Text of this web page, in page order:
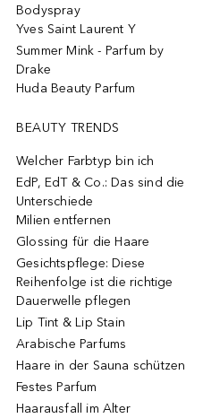
Bodyspray
Yves Saint Laurent Y
Summer Mink - Parfum by
Drake
Huda Beauty Parfum
BEAUTY TRENDS
Welcher Farbtyp bin ich
EdP, EdT & Co.: Das sind die
Unterschiede
Milien entfernen
Glossing für die Haare
Gesichtspflege: Diese
Reihenfolge ist die richtige
Dauerwelle pflegen
Lip Tint & Lip Stain
Arabische Parfums
Haare in der Sauna schützen
Festes Parfum
Haarausfall im Alter